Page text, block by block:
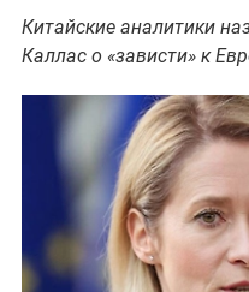
Китайские аналитики
Каллас о «зависти» к